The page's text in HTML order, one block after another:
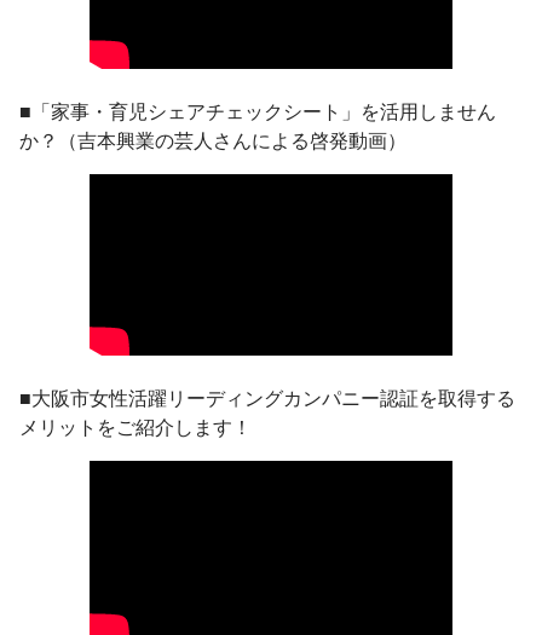
■「家事・育児シェアチェックシート」を活用しません
か？（吉本興業の芸人さんによる啓発動画）
■大阪市女性活躍リーディングカンパニー認証を取得する
メリットをご紹介します！